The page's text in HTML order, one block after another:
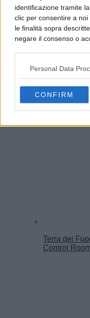
identificazione tramite
clic per consentire a
le finalità sopra
negare il consenso o
possono non
opporti a tale
preferenze in qualsiasi
consultando la nostra
Personal Data
CONFIRM
Guasto
tra Qualiano
Terra dei
Control